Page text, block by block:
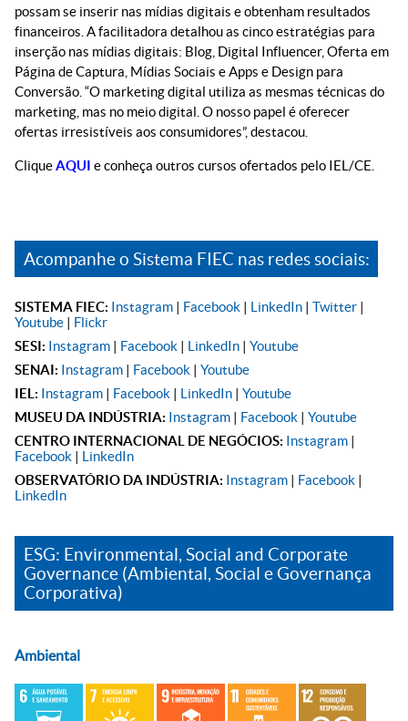
possam se inserir nas mídias digitais e obtenham resultados
financeiros. A facilitadora detalhou as cinco estratégias para
inserção nas mídias digitais: Blog, Digital Influencer, Oferta em
Página de Captura, Mídias Sociais e Apps e Design para
Conversão. “O marketing digital utiliza as mesmas técnicas do
marketing, mas no meio digital. O nosso papel é oferecer
ofertas irresistíveis aos consumidores”, destacou.
CliqueAQUI e conheça outros cursos ofertados pelo IEL/CE.
Acompanhe o Sistema FIEC nas redes sociais:
SISTEMA FIEC: Instagram | Facebook | LinkedIn | Twitter |
Youtube | Flickr
SESI: Instagram | Facebook | LinkedIn | Youtube
SENAI: Instagram | Facebook | Youtube
IEL: Instagram | Facebook | LinkedIn | Youtube
MUSEU DA INDÚSTRIA: Instagram | Facebook | Youtube
CENTRO INTERNACIONAL DE NEGÓCIOS: Instagram |
Facebook | LinkedIn
OBSERVATÓRIO DA INDÚSTRIA: Instagram | Facebook |
LinkedIn
ESG: Environmental, Social and Corporate
Governance (Ambiental, Social e Governança
Corporativa)
Ambiental